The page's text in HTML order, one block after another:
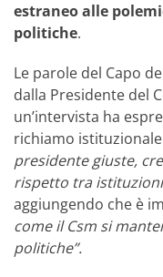
estraneo alle
politiche.
Le parole del Capo
dalla Presidente del
un’intervista ha
richiamo
presidente giuste,
rispetto tra
aggiungendo che è
come il Csm si
politiche”.